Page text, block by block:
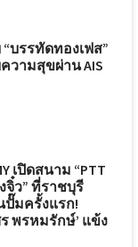
บรรทัดทองเฟส”
ามสุขผ่าน AIS
เปิดสนาม “PTT
ว” ที่ราชบุรี
ปั๊มครั้งแรก!
พรหมรักษ์’ แข้ง